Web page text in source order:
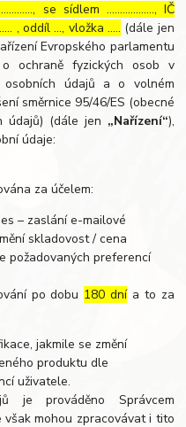
se sídlem ………………, IČ
, oddíl …, vložka ….. (dále jen
Evropského parlamentu
ochraně fyzických osob v
osobních údajů a o volném
směrnice 95/46/ES (obecné
údajů) (dále jen „Nařízení“),
údaje:
za účelem:
– zaslání e-mailové
skladovost / cena
požadovaných preferencí
po dobu 180 dnía to za
jakmile se změní
produktu dle
uživatele.
je prováděno Správcem
mohou zpracovávat i tito